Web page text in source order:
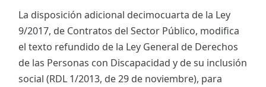
La disposición adicional decimocuarta de la Ley
9/2017, de Contratos del Sector Público, modifica
el texto refundido de la Ley General de Derechos
de las Personas con Discapacidad y de su inclusión
social (RDL 1/2013, de 29 de noviembre), para